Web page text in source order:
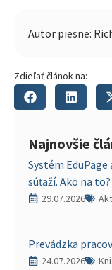
Autor piesne:
Zdieľať článok na:
Najnovšie
Systém
súťaží. Ako na to?
29.07.2026
Prevádzka
24.07.2026